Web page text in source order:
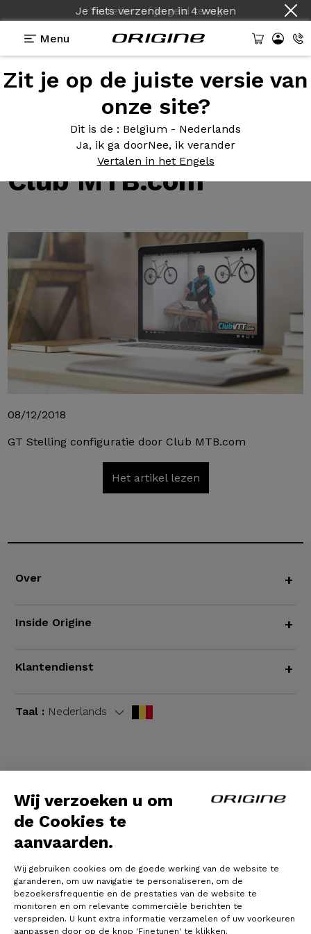
Wij verzoeken u om
de Cookies te
aanvaarden.
Wij gebruiken cookies om de goede werking van de website te
garanderen, om uw navigatie te personaliseren, om de
bezoekersfrequentie en de prestaties van de website te
monitoren en om relevante commerciële berichten te
verspreiden. U kunt extra informatie verzamelen of uw voorkeuren
aanpassen door op de knop 'Finetunen' te klikken.
Je fiets verzendenin4 weken
Menu
Zit je op de juiste versie van
onze site?
Dit is de : Belgium - Nederlands
Ja, ik ga doorNee, ik verander
Vertalen in het Engels
Tests van Origine fietsen > GT Stelling configuratie
door Club MTB.com
GT Stelling
configuratie door
Club MTB.com
08/12/2018
GT Stelling configuratie door Club MTB.com
Het artikel lezen
Over +
Inside Origine +
Klantendienst +
Taal : Nederlands
© Origine Cycles